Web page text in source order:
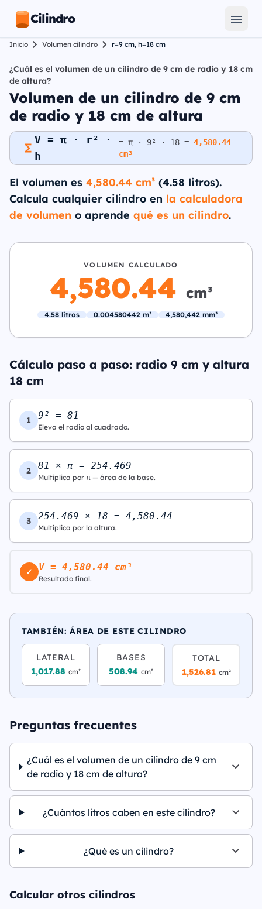
Cilindro
Inicio Volumen cilindro r=9 cm, h=18 cm
¿Cuál es el volumen de un cilindro de 9 cm de radio y 18 cm
de altura?
Volumen de un cilindro de 9 cm
de radio y 18 cm de altura
V = π · r² ·
h
= π · 9² · 18 = 4,580.44
cm³
El volumen es 4,580.44 cm³ (4.58 litros).
Calcula cualquier cilindro en la calculadora
de volumen o aprende qué es un cilindro.
VOLUMEN CALCULADO
4,580.44 cm³
4.58 litros 0.004580442 m³ 4,580,442 mm³
Cálculo paso a paso: radio 9 cm y altura
18 cm
1 9² = 81
Eleva el radio al cuadrado.
2 81 × π = 254.469
Multiplica por π — área de la base.
3 254.469 × 18 = 4,580.44
Multiplica por la altura.
✓ V = 4,580.44 cm³
Resultado final.
TAMBIÉN: ÁREA DE ESTE CILINDRO
LATERAL
1,017.88 cm²
BASES
508.94 cm²
TOTAL
1,526.81 cm²
Preguntas frecuentes
¿Cuál es el volumen de un cilindro de 9 cm
de radio y 18 cm de altura?
¿Cuántos litros caben en este cilindro?
¿Qué es un cilindro?
Calcular otros cilindros